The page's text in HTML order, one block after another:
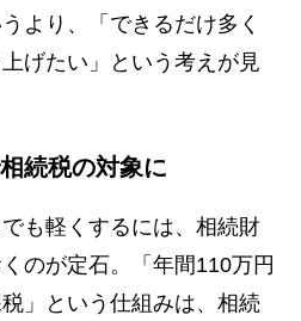
より、「できるだけ多く
げたい」という考えが見
続税の対象に
も軽くするには、相続財
のが定石。「年間110万円
」という仕組みは、相続